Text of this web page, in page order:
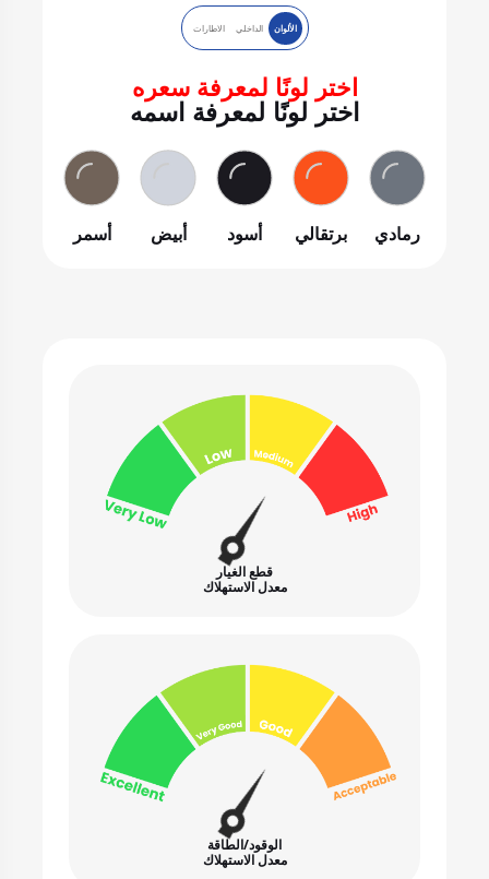
الألوان الداخلي الاطارات
اختر لونًا لمعرفة سعره
اختر لونًا لمعرفة اسمه
رمادي برتقالي أسود أبيض أسمر
قطع الغيار
معدل الاستهلاك
الوقود/الطاقة
معدل الاستهلاك